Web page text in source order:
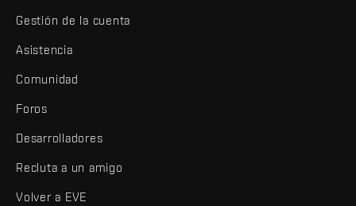
Gestión de la cuenta
Asistencia
Comunidad
Foros
Desarrolladores
Recluta a un amigo
Volver a EVE